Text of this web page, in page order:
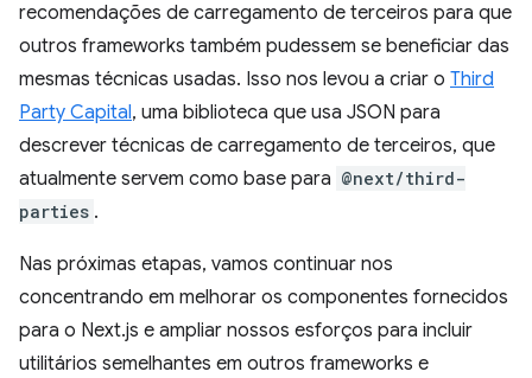
recomendações de carregamento de terceiros para que
outros frameworks também pudessem se beneficiar das
mesmas técnicas usadas. Isso nos levou a criar o Third
Party Capital, uma biblioteca que usa JSON para
descrever técnicas de carregamento de terceiros, que
atualmente servem como base para @next/third-
parties .
Nas próximas etapas, vamos continuar nos
concentrando em melhorar os componentes fornecidos
para o Next.js e ampliar nossos esforços para incluir
utilitários semelhantes em outros frameworks e